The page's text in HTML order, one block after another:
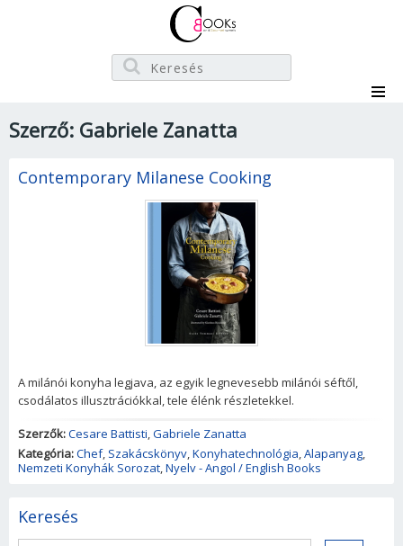
Szerző: Gabriele Zanatta
Contemporary Milanese Cooking
A milánói konyha legjava, az egyik legnevesebb milánói séftől,
csodálatos illusztrációkkal, tele élénk részletekkel.
Szerzők:Cesare Battisti,Gabriele Zanatta
Kategória:Chef, Szakácskönyv,Konyhatechnológia,Alapanyag,
Nemzeti Konyhák Sorozat,Nyelv - Angol / English Books
Keresés